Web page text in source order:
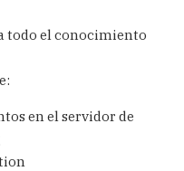
todo el conocimiento
en el servidor de